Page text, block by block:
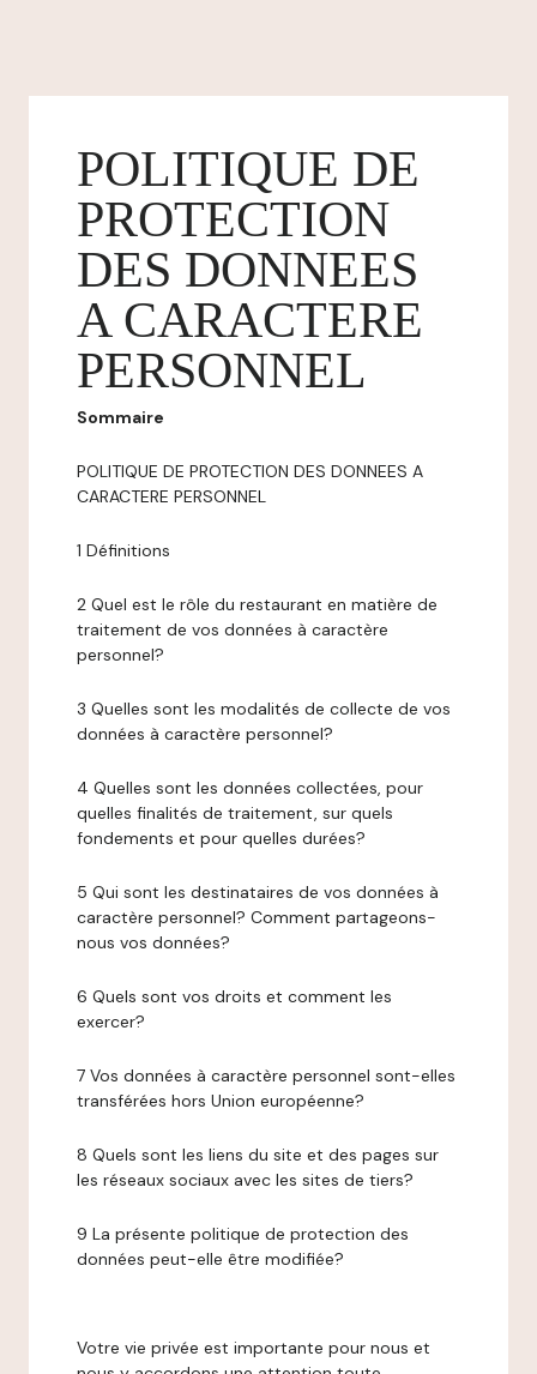
POLITIQUE DE
PROTECTION
DES DONNEES
A CARACTERE
PERSONNEL
Sommaire
POLITIQUE DE PROTECTION DES DONNEES A
CARACTERE PERSONNEL
1 Définitions
2 Quel est le rôle du restaurant en matière de
traitement de vos données à caractère
personnel?
3 Quelles sont les modalités de collecte de vos
données à caractère personnel?
4 Quelles sont les données collectées, pour
quelles finalités de traitement, sur quels
fondements et pour quelles durées?
5 Qui sont les destinataires de vos données à
caractère personnel? Comment partageons-
nous vos données?
6 Quels sont vos droits et comment les
exercer?
7 Vos données à caractère personnel sont-elles
transférées hors Union européenne?
8 Quels sont les liens du site et des pages sur
les réseaux sociaux avec les sites de tiers?
9 La présente politique de protection des
données peut-elle être modifiée?
Votre vie privée est importante pour nous et